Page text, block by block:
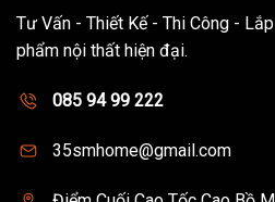
Tư Vấn - Thiết Kế - Thi Công -
phẩm nội thất hiện đại.
085 94 99 222
35smhome@gmail.com